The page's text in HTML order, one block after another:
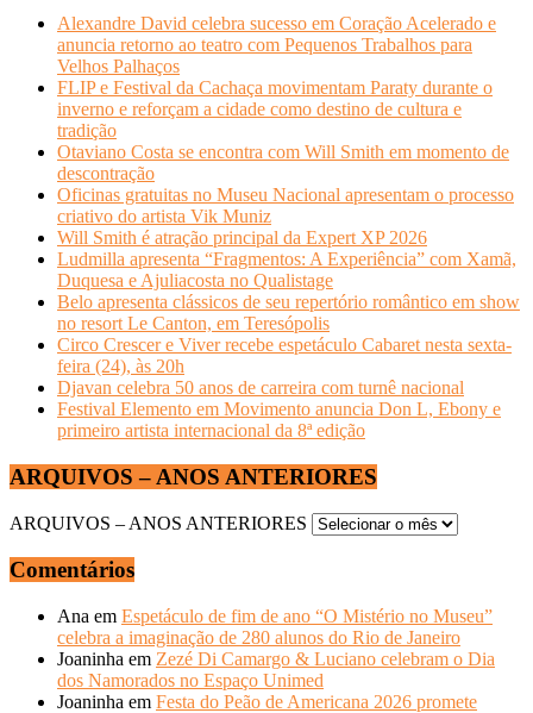
Alexandre David celebra sucesso em Coração Acelerado e
anuncia retorno ao teatro com Pequenos Trabalhos para
Velhos Palhaços
FLIP e Festival da Cachaça movimentam Paraty durante o
inverno e reforçam a cidade como destino de cultura e
tradição
Otaviano Costa se encontra com Will Smith em momento de
descontração
Oficinas gratuitas no Museu Nacional apresentam o processo
criativo do artista Vik Muniz
Will Smith é atração principal da Expert XP 2026
Ludmilla apresenta “Fragmentos: A Experiência” com Xamã,
Duquesa e Ajuliacosta no Qualistage
Belo apresenta clássicos de seu repertório romântico em show
no resort Le Canton, em Teresópolis
Circo Crescer e Viver recebe espetáculo Cabaret nesta sexta-
feira (24), às 20h
Djavan celebra 50 anos de carreira com turnê nacional
Festival Elemento em Movimento anuncia Don L, Ebony e
primeiro artista internacional da 8ª edição
ARQUIVOS – ANOS ANTERIORES
ARQUIVOS – ANOS ANTERIORES
Comentários
Ana em Espetáculo de fim de ano “O Mistério no Museu”
celebra a imaginação de 280 alunos do Rio de Janeiro
Joaninha em Zezé Di Camargo & Luciano celebram o Dia
dos Namorados no Espaço Unimed
Joaninha em Festa do Peão de Americana 2026 promete